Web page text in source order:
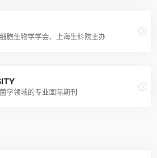
胞生物学学会、上海生科院主办
学领域的专业国际期刊